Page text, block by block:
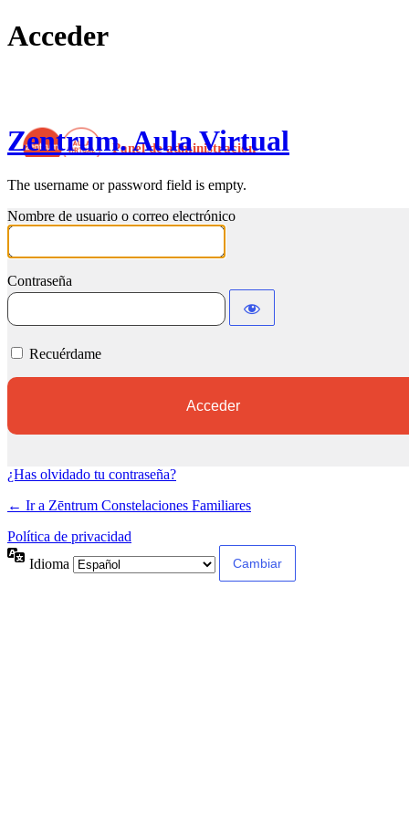
Acceder
Zentrum. Aula Virtual
The username or password field is empty.
Nombre de usuario o correo electrónico
Contraseña
Recuérdame
¿Has olvidado tu contraseña?
← Ir a Zēntrum Constelaciones Familiares
Política de privacidad
Idioma